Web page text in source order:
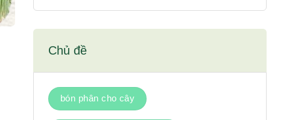
Chủ đề
bón phân cho cây